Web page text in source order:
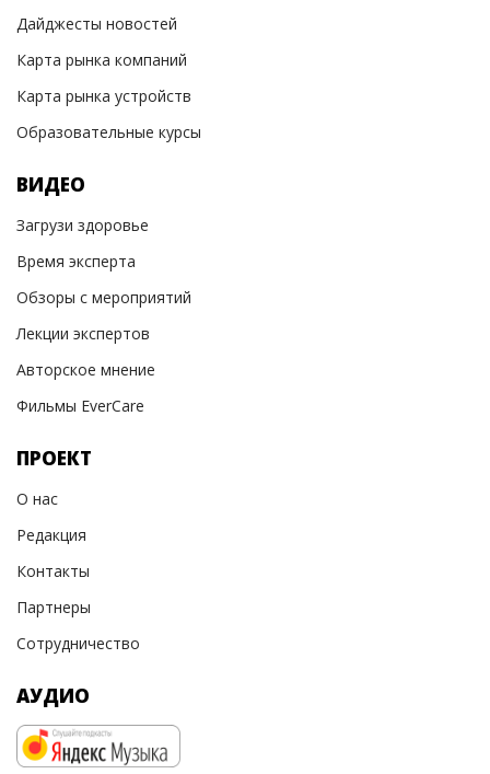
Дайджесты новостей
Карта рынка компаний
Карта рынка устройств
Образовательные курсы
ВИДЕО
Загрузи здоровье
Время эксперта
Обзоры с мероприятий
Лекции экспертов
Авторское мнение
Фильмы EverCare
ПРОЕКТ
О нас
Редакция
Контакты
Партнеры
Сотрудничество
АУДИО